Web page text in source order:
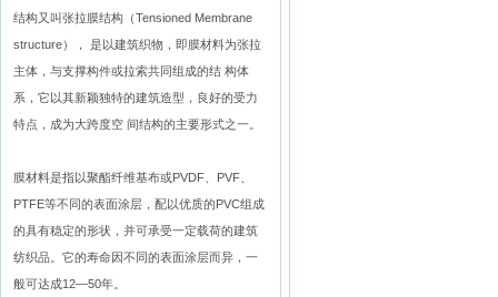
结构又叫张拉膜结构（Tensioned Membrane
structure）， 是以建筑织物，即膜材料为张拉
主体，与支撑构件或拉索共同组成的结 构体
系，它以其新颖独特的建筑造型，良好的受力
特点，成为大跨度空 间结构的主要形式之一。
膜材料是指以聚酯纤维基布或PVDF、PVF、
PTFE等不同的表面涂层，配以优质的PVC组成
的具有稳定的形状，并可承受一定载荷的建筑
纺织品。它的寿命因不同的表面涂层而异，一
般可达成12—50年。